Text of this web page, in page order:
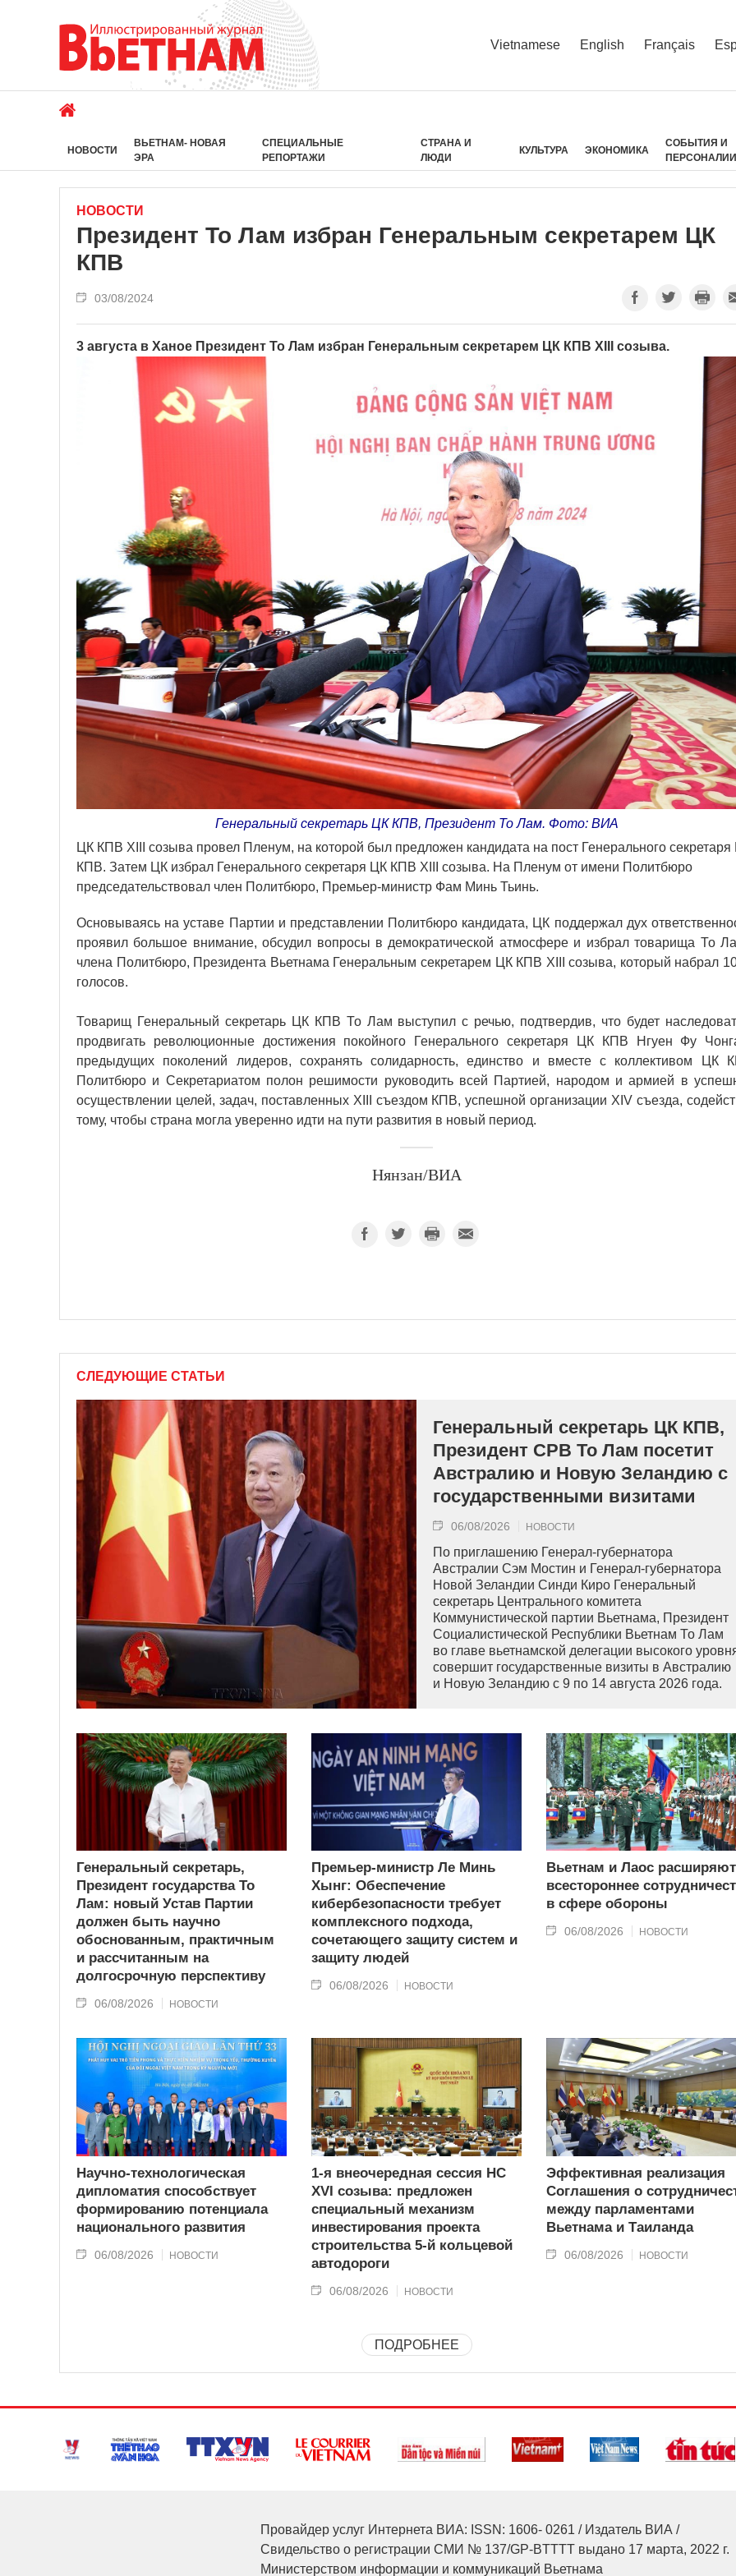
Vietnamese English Français
НОВОСТИ
ВЬЕТНАМ- НОВАЯ
ЭРА
СПЕЦИАЛЬНЫЕ
РЕПОРТАЖИ
СТРАНА И
ЛЮДИ
КУЛЬТУРА ЭКОНОМИКА
СОБЫТИЯ И
НОВОСТИ
Президент То Лам избран Генеральным секретарем ЦК
КПВ
03/08/2024
3 августа в Ханое Президент То Лам избран Генеральным секретарем ЦК КПВ XIII созыва.
Генеральный секретарь ЦК КПВ, Президент То Лам. Фото: ВИА
ЦК КПВ XIII созыва провел Пленум, на которой был предложен кандидата на пост Генерального секретаря
КПВ. Затем ЦК избрал Генерального секретаря ЦК КПВ XIII созыва. На Пленум от имени Политбюро
председательствовал член Политбюро, Премьер-министр Фам Минь Тьинь.
Основываясь на уставе Партии и представлении Политбюро кандидата, ЦК поддержал дух
проявил большое внимание, обсудил вопросы в демократической атмосфере и избрал товарища То
члена Политбюро, Президента Вьетнама Генеральным секретарем ЦК КПВ XIII созыва, который набрал
голосов.
Товарищ Генеральный секретарь ЦК КПВ То Лам выступил с речью, подтвердив, что будет
продвигать революционные достижения покойного Генерального секретаря ЦК КПВ Нгуен Фу
предыдущих поколений лидеров, сохранять солидарность, единство и вместе с коллективом ЦК
Политбюро и Секретариатом полон решимости руководить всей Партией, народом и армией в
осуществлении целей, задач, поставленных XIII съездом КПВ, успешной организации XIV съезда,
тому, чтобы страна могла уверенно идти на пути развития в новый период.
Нянзан/ВИА
СЛЕДУЮЩИЕ СТАТЬИ
Генеральный секретарь ЦК КПВ,
Президент СРВ То Лам посетит
Австралию и Новую Зеландию с
государственными визитами
06/08/2026 НОВОСТИ
По приглашению Генерал-губернатора
Австралии Сэм Мостин и Генерал-губернатора
Новой Зеландии Синди Киро Генеральный
секретарь Центрального комитета
Коммунистической партии Вьетнама, Президент
Социалистической Республики Вьетнам То Лам
во главе вьетнамской делегации высокого
совершит государственные визиты в Австралию
и Новую Зеландию с 9 по 14 августа 2026 года.
Генеральный секретарь,
Президент государства То
Лам: новый Устав Партии
должен быть научно
обоснованным, практичным
и рассчитанным на
долгосрочную перспективу
06/08/2026 НОВОСТИ
Премьер-министр Ле Минь
Хынг: Обеспечение
кибербезопасности требует
комплексного подхода,
сочетающего защиту систем и
защиту людей
06/08/2026 НОВОСТИ
Вьетнам и Лаос расширяют
всестороннее
в сфере обороны
06/08/2026 НОВОСТИ
Научно-технологическая
дипломатия способствует
формированию потенциала
национального развития
06/08/2026 НОВОСТИ
1-я внеочередная сессия НС
XVI созыва: предложен
специальный механизм
инвестирования проекта
строительства 5-й кольцевой
автодороги
06/08/2026 НОВОСТИ
Эффективная реализация
Соглашения о
между парламентами
Вьетнама и Таиланда
06/08/2026 НОВОСТИ
ПОДРОБНЕЕ
Провайдер услуг Интернета ВИА: ISSN: 1606- 0261 / Издатель ВИА /
Свидельство о регистрации СМИ № 137/GP-BTTTT выдано 17 марта, 2022 г.
Министерством информации и коммуникаций Вьетнама